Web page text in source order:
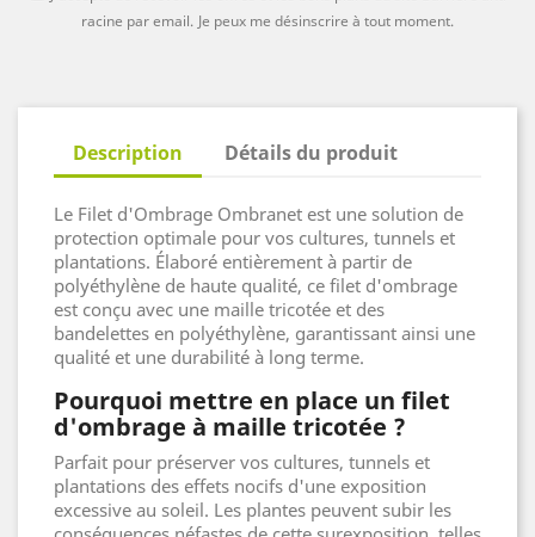
racine par email. Je peux me désinscrire à tout moment.
Description Détails du produit
Le Filet d'Ombrage Ombranet est une solution de
protection optimale pour vos cultures, tunnels et
plantations. Élaboré entièrement à partir de
polyéthylène de haute qualité, ce filet d'ombrage
est conçu avec une maille tricotée et des
bandelettes en polyéthylène, garantissant ainsi une
qualité et une durabilité à long terme.
Pourquoi mettre en place un filet
d'ombrage à maille tricotée ?
Parfait pour préserver vos cultures, tunnels et
plantations des effets nocifs d'une exposition
excessive au soleil. Les plantes peuvent subir les